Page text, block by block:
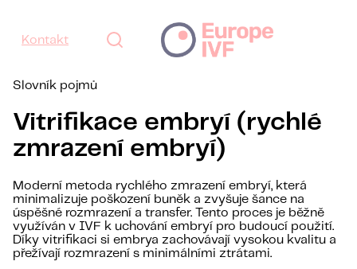
Kontakt
Slovník pojmů
Vitrifikace embryí (rychlé
zmrazení embryí)
Moderní metoda rychlého zmrazení embryí, která
minimalizuje poškození buněk a zvyšuje šance na
úspěšné rozmrazení a transfer. Tento proces je běžně
využíván v IVF k uchování embryí pro budoucí použití.
Díky vitrifikaci si embrya zachovávají vysokou kvalitu a
přežívají rozmrazení s minimálními ztrátami.